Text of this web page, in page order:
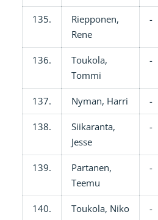
135.
Riepponen,
Rene
-
136.
Toukola,
Tommi
-
137. Nyman, Harri -
138.
Siikaranta,
Jesse
-
139.
Partanen,
Teemu
-
140. Toukola, Niko -